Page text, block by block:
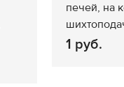
печей, на
1 руб.